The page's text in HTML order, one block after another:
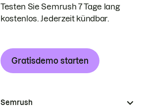
Testen Sie Semrush 7 Tage lang
kostenlos. Jederzeit kündbar.
Gratisdemo starten
Semrush